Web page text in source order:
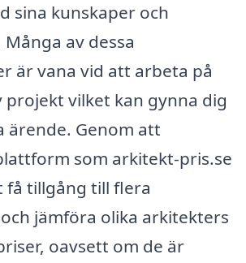
sina kunskaper och
av dessa
är vana vid att arbeta på
projekt vilket kan gynna dig
ärende. Genom att
som arkitekt-pris.se
få tillgång till flera
jämföra olika arkitekters
oavsett om de är